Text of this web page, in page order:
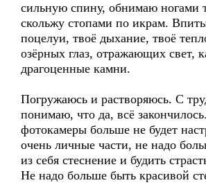
сильную спину, обнимаю ногами
скольжу стопами по икрам.
поцелуи, твоё дыхание, твоё
озёрных глаз, отражающих свет,
драгоценные камни.
Погружаюсь и растворяюсь. С
понимаю, что да, всё
фотокамеры больше не будет
очень личные части, не надо
из себя стеснение и будить
Не надо больше быть красивой